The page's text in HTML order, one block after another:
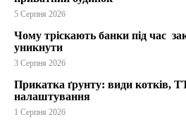
5 Серпня 2026
Чому тріскають банки під час
уникнути
3 Серпня 2026
Прикатка ґрунту: види котків,
налаштування
1 Серпня 2026